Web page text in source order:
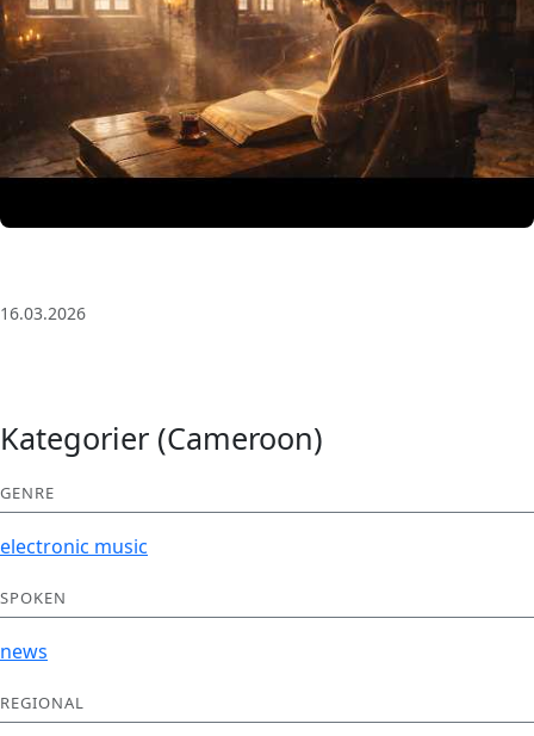
16.03.2026
Kategorier (Cameroon)
GENRE
electronic music
SPOKEN
news
REGIONAL